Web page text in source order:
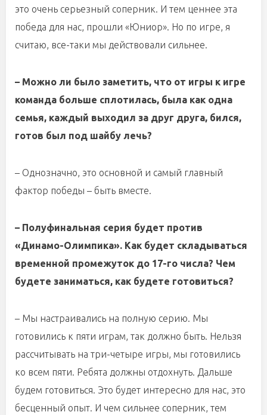
это очень серьезный соперник. И тем ценнее эта
победа для нас, прошли «Юниор». Но по игре, я
считаю, все-таки мы действовали сильнее.
– Можно ли было заметить, что от игры к игре
команда больше сплотилась, была как одна
семья, каждый выходил за друг друга, бился,
готов был под шайбу лечь?
– Однозначно, это основной и самый главный
фактор победы – быть вместе.
– Полуфинальная серия будет против
«Динамо-Олимпика». Как будет складываться
временной промежуток до 17-го числа? Чем
будете заниматься, как будете готовиться?
– Мы настраивались на полную серию. Мы
готовились к пяти играм, так должно быть. Нельзя
рассчитывать на три-четыре игры, мы готовились
ко всем пяти. Ребята должны отдохнуть. Дальше
будем готовиться. Это будет интересно для нас, это
бесценный опыт. И чем сильнее соперник, тем